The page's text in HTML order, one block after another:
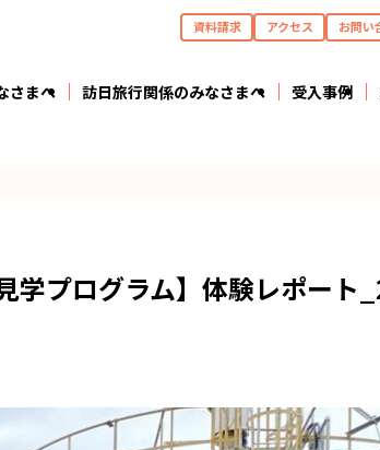
さまへ 訪日旅行関係のみなさまへ 受入事例
資料請求 アクセス お問い
学プログラム】体験レポート